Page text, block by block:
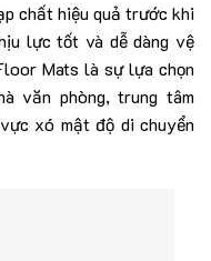
chất hiệu quả trước khi
lực tốt và dễ dàng vệ
Mats là sự lựa chọn
văn phòng, trung tâm
xó mật độ di chuyển